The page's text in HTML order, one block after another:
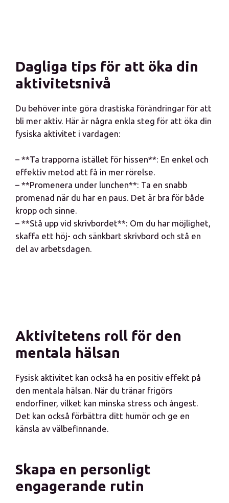
Dagliga tips för att öka din
aktivitetsnivå
Du behöver inte göra drastiska förändringar för att
bli mer aktiv. Här är några enkla steg för att öka din
fysiska aktivitet i vardagen:
– **Ta trapporna istället för hissen**: En enkel och
effektiv metod att få in mer rörelse.
– **Promenera under lunchen**: Ta en snabb
promenad när du har en paus. Det är bra för både
kropp och sinne.
– **Stå upp vid skrivbordet**: Om du har möjlighet,
skaffa ett höj- och sänkbart skrivbord och stå en
del av arbetsdagen.
Aktivitetens roll för den
mentala hälsan
Fysisk aktivitet kan också ha en positiv effekt på
den mentala hälsan. När du tränar frigörs
endorfiner, vilket kan minska stress och ångest.
Det kan också förbättra ditt humör och ge en
känsla av välbefinnande.
Skapa en personligt
engagerande rutin